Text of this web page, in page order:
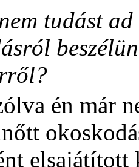
tudást ad
én már
elsajátított